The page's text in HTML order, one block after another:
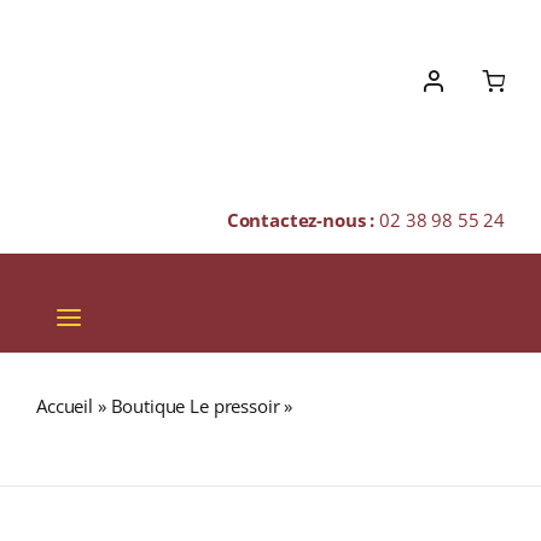
Contactez-nous :02 38 98 55 24
Toggle
Navigation
SPIRITUEUX
Accueil » Boutique Le pressoir»